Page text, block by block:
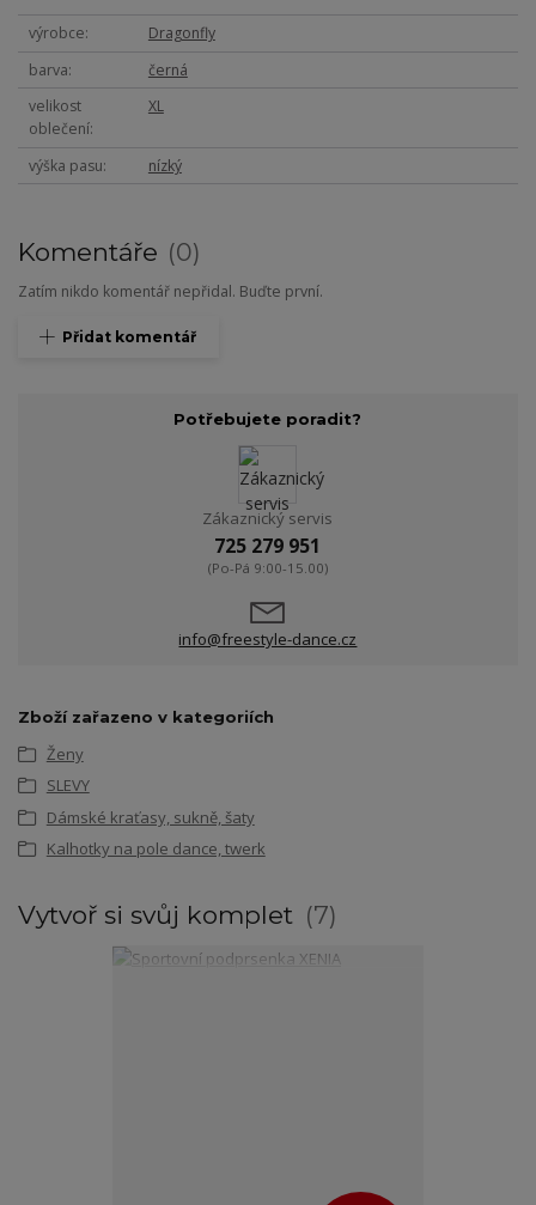
výrobce
Dragonfly
barva
černá
velikost
oblečení
XL
výška pasu nízký
Komentáře 0
Zatím nikdo komentář nepřidal. Buďte první.
Přidat komentář
Potřebujete poradit?
Zákaznický servis
725 279 951
(Po-Pá 9:00-15.00)
info@freestyle-dance.cz
Zboží zařazeno v kategoriích
Ženy
SLEVY
Dámské kraťasy, sukně, šaty
Kalhotky na pole dance, twerk
Vytvoř si svůj komplet 7